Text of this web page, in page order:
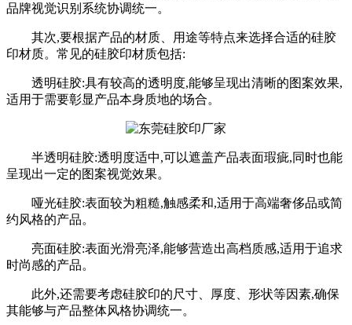
品牌视觉识别系统协调统一。
其次,要根据产品的材质、用途等特点来选择合适的硅胶
印材质。常见的硅胶印材质包括:
透明硅胶:具有较高的透明度,能够呈现出清晰的图案效果,
适用于需要彰显产品本身质地的场合。
半透明硅胶:透明度适中,可以遮盖产品表面瑕疵,同时也能
呈现出一定的图案视觉效果。
哑光硅胶:表面较为粗糙,触感柔和,适用于高端奢侈品或简
约风格的产品。
亮面硅胶:表面光滑亮泽,能够营造出高档质感,适用于追求
时尚感的产品。
此外,还需要考虑硅胶印的尺寸、厚度、形状等因素,确保
其能够与产品整体风格协调统一。